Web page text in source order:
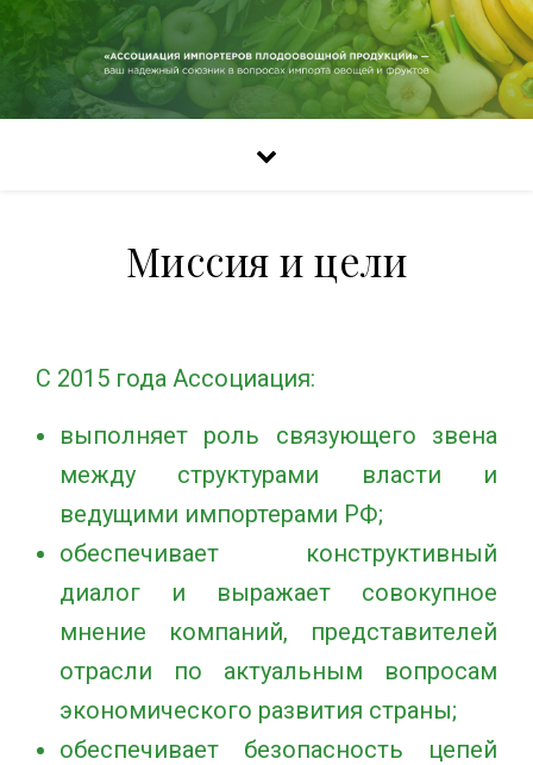
Миссия и цели
С 2015 года Ассоциация:
выполняет роль связующего звена
между структурами власти и
ведущими импортерами РФ;
обеспечивает конструктивный
диалог и выражает совокупное
мнение компаний, представителей
отрасли по актуальным вопросам
экономического развития страны;
обеспечивает безопасность цепей